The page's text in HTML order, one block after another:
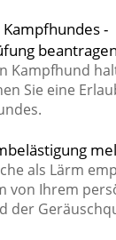
-
beantragen
Kampfhund
Sie eine
als Lärm
von Ihrem
der